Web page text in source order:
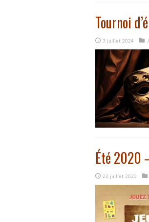
Tournoi
3 juillet 2024
Été 2020
22 juillet 2020